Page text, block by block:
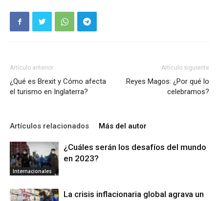
Artículo anterior
¿Qué es Brexit y Cómo afecta
el turismo en Inglaterra?
Artículo siguiente
Reyes Magos: ¿Por qué lo
celebramos?
Artículos relacionados Más del autor
Internacionales
¿Cuáles serán los desafíos del mundo
en 2023?
La crisis inflacionaria global agrava un